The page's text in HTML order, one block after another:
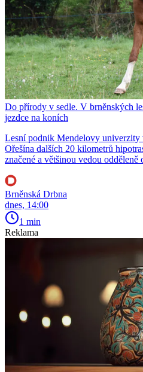
Do přírody v sedle. V brněnských
jezdce na koních
Lesní podnik Mendelovy
Ořešína dalších 20 kilometrů
značené a většinou vedou odděleně
Brněnská Drbna
dnes, 14:00
1 min
Reklama